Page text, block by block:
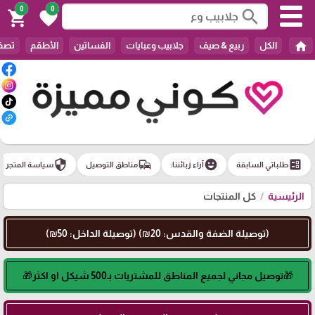
search
0
favorite
0
shopping_cart
home الكل ربيع & صيف جلابيب وعبايات الفساتين الأطقم
ballotطلباتي السابقة emoji_emotionsآراء زبائننا: commuteمناطق التوصيل securityسياسة المتجر
الرئيسية كل المنتجات
(توصيلة الضفة والقدس: 20₪) (توصيلة الداخل: 50₪)
🎁توصيل مجاني لجميع المناطق للمشتريات بـ500 شيكل او اكثر🎁